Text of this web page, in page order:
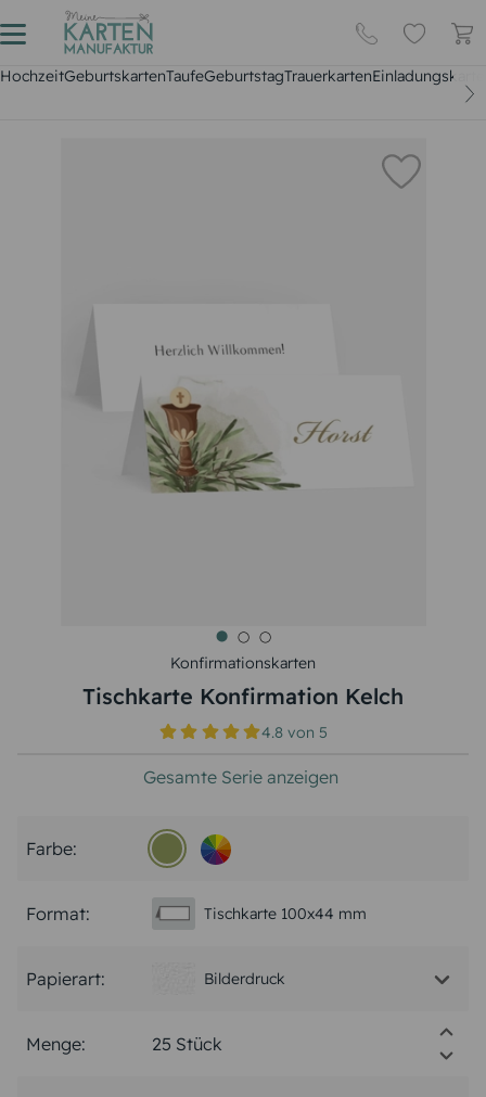
HochzeitGeburtskartenTaufeGeburtstagTrauerkarten
Konfirmationskarten
Tischkarte Konfirmation Kelch
4.8 von5
Gesamte Serie anzeigen
Farbe:
Format: Tischkarte 100x44 mm
Papierart: Bilderdruck
Menge: